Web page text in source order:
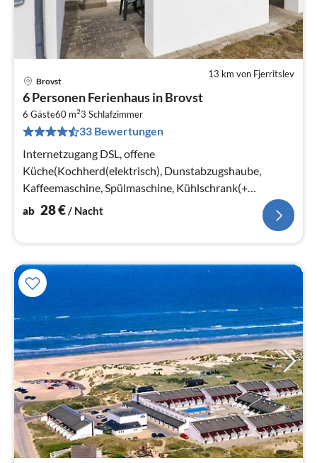
13 km von Fjerritslev
Brovst
6 Personen Ferienhaus in Brovst
6 Gäste60 m23 Schlafzimmer
33 Bewertungen
Internetzugang DSL, offene
Küche(Kochherd(elektrisch), Dunstabzugshaube,
Kaffeemaschine, Spülmaschine, Kühlschrank(+
Gefrierfach)), Wohn-/Schlafzimmer(TV(dänische
ab 28€/ Nacht